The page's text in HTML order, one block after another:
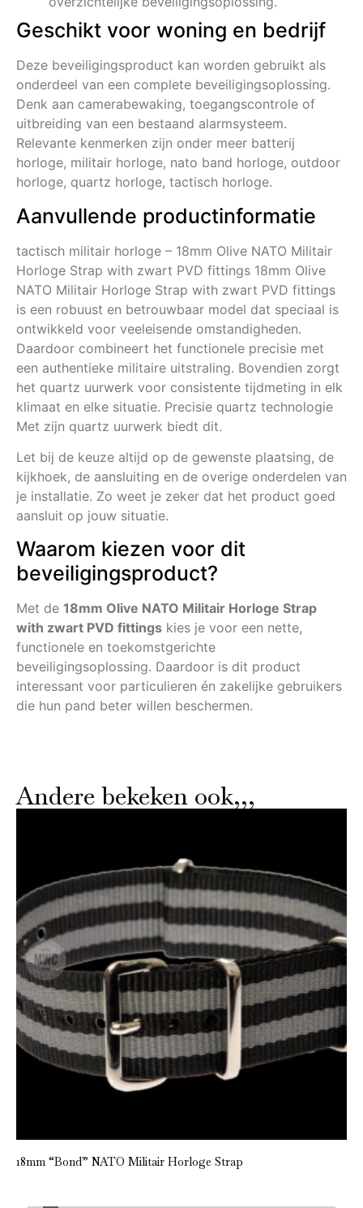
Geschikt voor woning en bedrijf
Deze beveiligingsproduct kan worden gebruikt als
onderdeel van een complete beveiligingsoplossing.
Denk aan camerabewaking, toegangscontrole of
uitbreiding van een bestaand alarmsysteem.
Relevante kenmerken zijn onder meer batterij
horloge, militair horloge, nato band horloge, outdoor
horloge, quartz horloge, tactisch horloge.
Aanvullende productinformatie
tactisch militair horloge – 18mm Olive NATO Militair
Horloge Strap with zwart PVD fittings 18mm Olive
NATO Militair Horloge Strap with zwart PVD fittings
is een robuust en betrouwbaar model dat speciaal is
ontwikkeld voor veeleisende omstandigheden.
Daardoor combineert het functionele precisie met
een authentieke militaire uitstraling. Bovendien zorgt
het quartz uurwerk voor consistente tijdmeting in elk
klimaat en elke situatie. Precisie quartz technologie
Met zijn quartz uurwerk biedt dit.
Let bij de keuze altijd op de gewenste plaatsing, de
kijkhoek, de aansluiting en de overige onderdelen van
je installatie. Zo weet je zeker dat het product goed
aansluit op jouw situatie.
Waarom kiezen voor dit
beveiligingsproduct?
Met de 18mm Olive NATO Militair Horloge Strap
with zwart PVD fittings kies je voor een nette,
functionele en toekomstgerichte
beveiligingsoplossing. Daardoor is dit product
interessant voor particulieren én zakelijke gebruikers
die hun pand beter willen beschermen.
Andere bekeken ook,,,
18mm “Bond” NATO Militair Horloge Strap